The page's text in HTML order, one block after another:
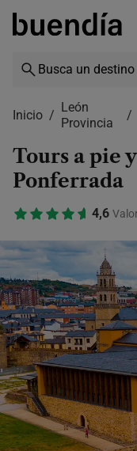
Skip
content
Inicio
León
Provincia
Tours a pie
Ponferrada
4,6